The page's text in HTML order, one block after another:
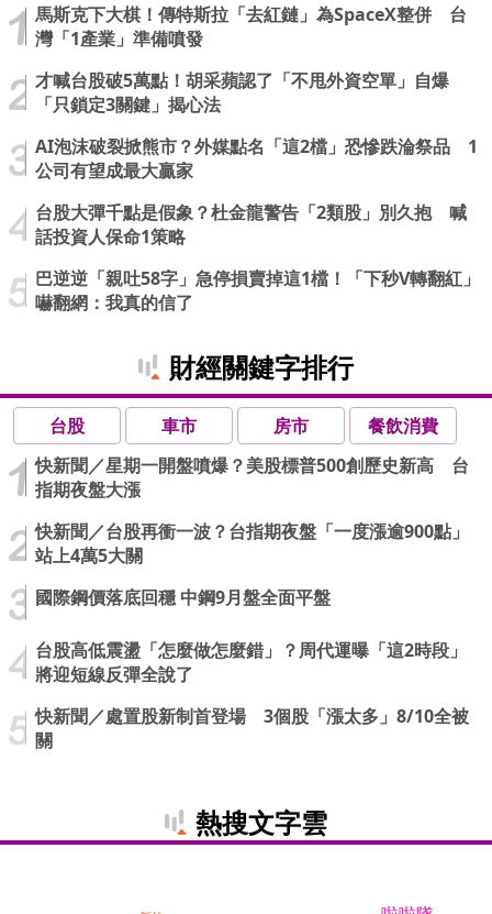
馬斯克下大棋！傳特斯拉「去紅鏈」為SpaceX整併 台
灣「1產業」準備噴發
才喊台股破5萬點！胡采蘋認了「不甩外資空單」自爆
「只鎖定3關鍵」揭心法
AI泡沫破裂掀熊市？外媒點名「這2檔」恐慘跌淪祭品 1
公司有望成最大贏家
台股大彈千點是假象？杜金龍警告「2類股」別久抱 喊
話投資人保命1策略
巴逆逆「親吐58字」急停損賣掉這1檔！「下秒V轉翻紅」
嚇翻網：我真的信了
財經關鍵字排行
台股 車市 房市
餐飲消費
快新聞／星期一開盤噴爆？美股標普500創歷史新高 台
指期夜盤大漲
快新聞／台股再衝一波？台指期夜盤「一度漲逾900點」
站上4萬5大關
國際鋼價落底回穩 中鋼9月盤全面平盤
台股高低震盪「怎麼做怎麼錯」？周代運曝「這2時段」
將迎短線反彈全說了
快新聞／處置股新制首登場 3個股「漲太多」8/10全被
關
熱搜文字雲